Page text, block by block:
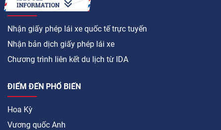
LÀM CÁCH NÀO ĐỂ
Nhận giấy phép lái xe quốc tế trực tuyến
Nhận bản dịch giấy phép lái xe
Chương trình liên kết du lịch từ IDA
ĐIỂM ĐẾN PHỔ BIẾN
Hoa Kỳ
Vương quốc Anh